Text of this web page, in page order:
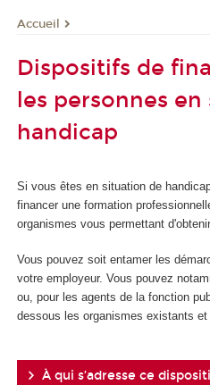
Accueil
Dispositifs de
les personnes
handicap
Si vous êtes en situation de
financer une formation
organismes vous permettant
Vous pouvez soit entamer les
votre employeur. Vous pouvez
ou, pour les agents de la fonction
dessous les organismes existants
À qui s’adresse ce